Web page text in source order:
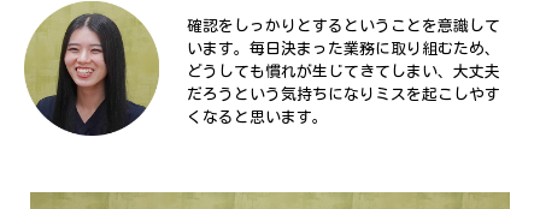
確認をしっかりとするということを意識して
います。毎日決まった業務に取り組むため、
どうしても慣れが生じてきてしまい、大丈夫
だろうという気持ちになりミスを起こしやす
くなると思います。